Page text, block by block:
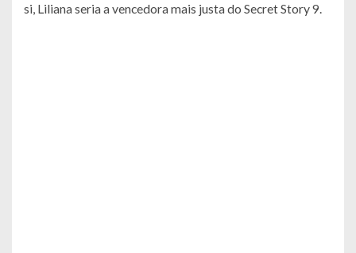
si, Liliana seria a vencedora mais justa do Secret Story 9.